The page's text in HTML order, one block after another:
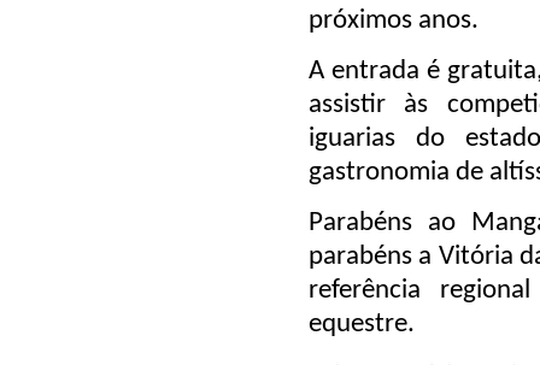
próximos anos.
A entrada é
assistir às
iguarias do
gastronomia de
Parabéns ao
parabéns a Vitória
referência
equestre.